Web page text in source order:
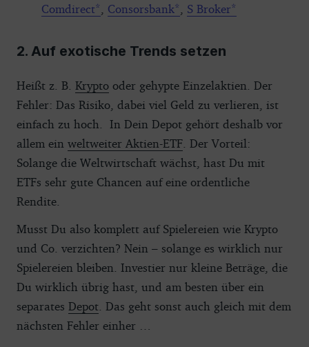
Comdirect
Consorsbank S Broker
2. Auf exotische Trends setzen
Heißt z. B. Krypto oder gehypte Einzelaktien. Der
Fehler: Das Risiko, dabei viel Geld zu verlieren, ist
einfach zu hoch. In Dein Depot gehört deshalb vor
allem ein weltweiter Aktien-ETF . Der Vorteil:
Solange die Weltwirtschaft wächst, hast Du mit
ETFs sehr gute Chancen auf eine ordentliche
Rendite.
Musst Du also komplett auf Spielereien wie Krypto
und Co. verzichten? Nein – solange es wirklich nur
Spielereien bleiben. Investier nur kleine Beträge, die
Du wirklich übrig hast, und am besten über ein
separates Depot . Das geht sonst auch gleich mit dem
nächsten Fehler einher …